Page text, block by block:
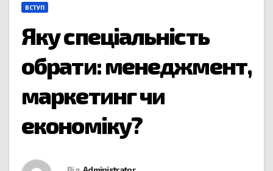
ВСТУП
Яку спеціальність
обрати: менеджмент,
маркетинг чи
економіку?